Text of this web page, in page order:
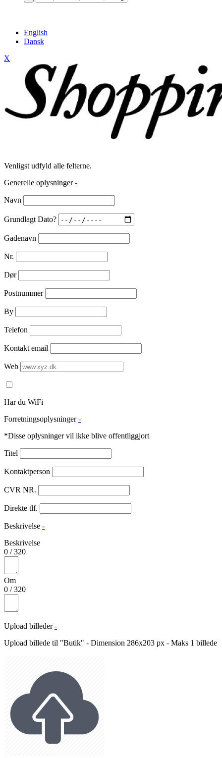
English
Dansk
X
Venligst udfyld alle felterne.
Generelle oplysninger -
Navn
Grundlagt Dato?
Gadenavn
Nr.
Dør
Postnummer
By
Telefon
Kontakt email
Web
Har du WiFi
Forretningsoplysninger -
*Disse oplysninger vil ikke blive offentliggjort
Titel
Kontaktperson
CVR NR.
Direkte tlf.
Beskrivelse -
Beskrivelse
0 /320
Om
0 /320
Upload billeder -
Upload billede til "Butik" - Dimension 286x203 px - Maks 1 billede